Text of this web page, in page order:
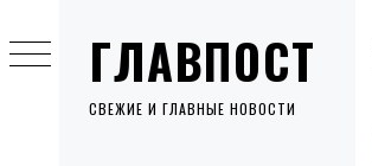
ГЛАВПОСТ
СВЕЖИЕ И ГЛАВНЫЕ НОВОСТИ
to
content